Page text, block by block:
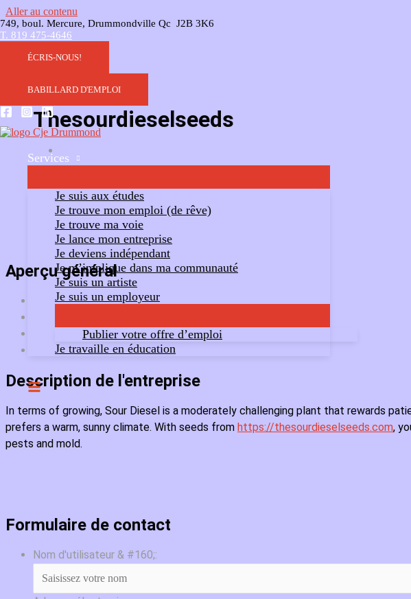
Aller au contenu
749, boul. Mercure, Drummondville Qc J2B 3K6
T. 819 475-4646
ÉCRIS-NOUS!
BABILLARD D'EMPLOI
Services
Je suis aux études
Je trouve mon emploi (de rêve)
Je trouve ma voie
Je lance mon entreprise
Je deviens indépendant
Je m’implique dans ma communauté
Je suis un artiste
Je suis un employeur
Publier votre offre d’emploi
Je travaille en éducation
Thesourdieselseeds
Aperçu général
Description de l'entreprise
In terms of growing, Sour Diesel is a moderately challenging plant that rewards
prefers a warm, sunny climate. With seeds from https://thesourdieselseeds.com,
pests and mold.
Formulaire de contact
Nom d'utilisateur & #160;: